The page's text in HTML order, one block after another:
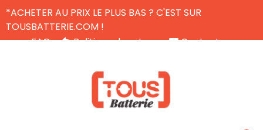
*ACHETER AU PRIX LE PLUS BAS ? C'EST SUR
TOUSBATTERIE.COM !
FAQ
Politique de retour
Contactez-nous